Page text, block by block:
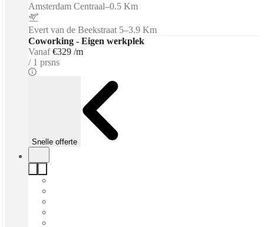
Amsterdam Centraal–0.5 Km
Evert van de Beekstraat 5–3.9 Km
Coworking - Eigen werkplek
Vanaf €329 /m
1 prsns
Snelle offerte